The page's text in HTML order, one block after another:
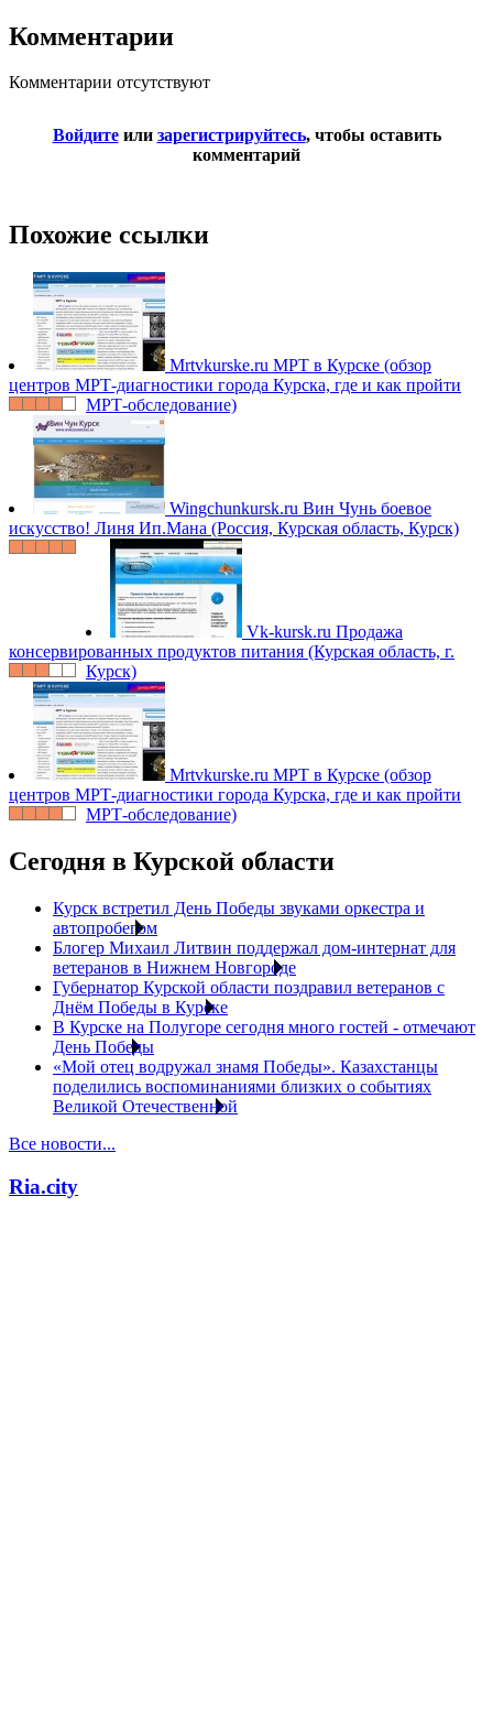
Комментарии
Комментарии отсутствуют
Войдитеили зарегистрируйтесь, чтобы оставить
комментарий
Похожие ссылки
Mrtvkurske.ru МРТ в Курске (обзор
центров МРТ-диагностики города Курска, где и как пройти
МРТ-обследование)
Wingchunkursk.ru Вин Чунь боевое
искусство! Линя Ип.Мана (Россия, Курская область, Курск)
Vk-kursk.ru Продажа
консервированных продуктов питания (Курская область, г.
Курск)
Mrtvkurske.ru МРТ в Курске (обзор
центров МРТ-диагностики города Курска, где и как пройти
МРТ-обследование)
Сегодня в Курской области
Курск встретил День Победы звуками оркестра и
автопробегом
Блогер Михаил Литвин поддержал дом-интернат для
ветеранов в Нижнем Новгороде
Губернатор Курской области поздравил ветеранов с
Днём Победы в Курске
В Курске на Полугоре сегодня много гостей - отмечают
День Победы
«Мой отец водружал знамя Победы». Казахстанцы
поделились воспоминаниями близких о событиях
Великой Отечественной
Все новости...
Ria.city